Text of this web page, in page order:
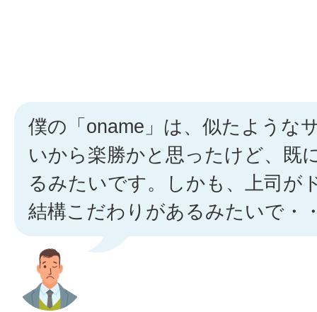
僕の「oname」は、似たような
いから楽勝かと思ったけど、既
るみたいです。しかも、上司が
結構こだわりがあるみたいで・